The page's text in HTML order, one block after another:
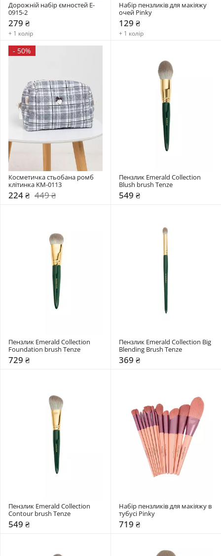
Дорожній набір ємностей E-
0915-2
279 ₴
+ 1 колір
Набір пензликів для макіяжу
очей Pinky
129 ₴
+ 1 колір
- 50%
Косметичка стьобана ромб
клітинка KM-0113
224 ₴ 449 ₴
Пензлик Emerald Collection
Blush brush Tenze
549 ₴
Пензлик Emerald Collection
Foundation brush Tenze
729 ₴
Пензлик Emerald Collection Big
Blending Brush Tenze
369 ₴
Пензлик Emerald Collection
Contour brush Tenze
549 ₴
Набір пензликів для макіяжу в
тубусі Pinky
719 ₴